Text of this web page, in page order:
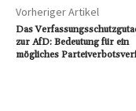
Vorheriger Artikel
Das
zur AfD: Bedeutung für ein
mögliches